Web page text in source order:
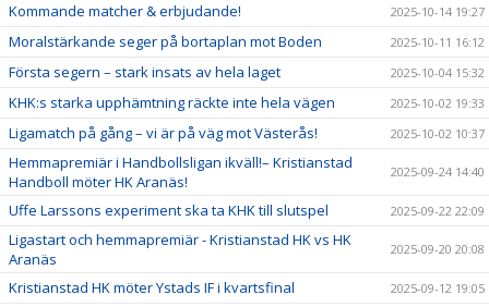
Kommande matcher & erbjudande! 2025-10-14 19:27
Moralstärkande seger på bortaplan mot Boden 2025-10-11 16:12
Första segern – stark insats av hela laget 2025-10-04 15:32
KHK:s starka upphämtning räckte inte hela vägen 2025-10-02 19:33
Ligamatch på gång – vi är på väg mot Västerås! 2025-10-02 10:37
Hemmapremiär i Handbollsligan ikväll!– Kristianstad
Handboll möter HK Aranäs!
2025-09-24 14:40
Uffe Larssons experiment ska ta KHK till slutspel 2025-09-22 22:09
Ligastart och hemmapremiär - Kristianstad HK vs HK
Aranäs
2025-09-20 20:08
Kristianstad HK möter Ystads IF i kvartsfinal 2025-09-12 19:05